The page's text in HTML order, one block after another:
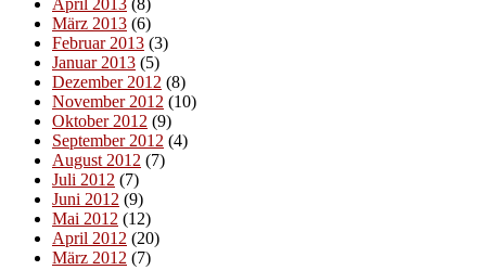
März 2013 (6)
Februar 2013 (3)
Januar 2013 (5)
Dezember 2012 (8)
November 2012 (10)
Oktober 2012 (9)
September 2012 (4)
August 2012 (7)
Juli 2012 (7)
Juni 2012 (9)
Mai 2012 (12)
April 2012 (20)
März 2012 (7)